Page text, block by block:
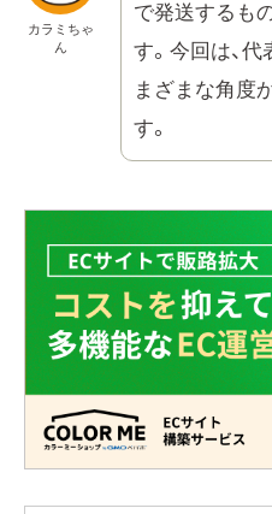
カラミちゃ
ん
で発送するも
す。今回は、
まざまな角度
す。